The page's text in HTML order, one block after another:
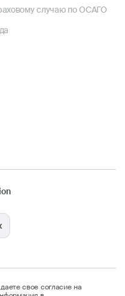
случаю по ОСАГО
свое согласие на